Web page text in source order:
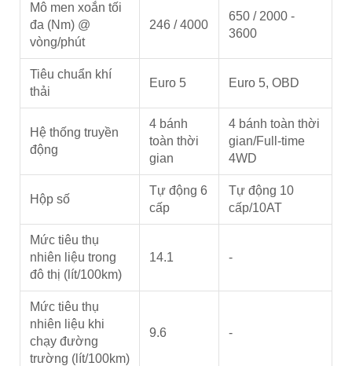
Mô men xoắn tối
đa (Nm) @
vòng/phút
246 / 4000
650 / 2000 -
3600
Tiêu chuẩn khí
thải
Euro 5 Euro 5, OBD
Hệ thống truyền
động
4 bánh
toàn thời
gian
4 bánh toàn thời
gian/Full-time
4WD
Hộp số
Tự động 6
cấp
Tự động 10
cấp/10AT
Mức tiêu thụ
nhiên liệu trong
đô thị (lít/100km)
14.1 -
Mức tiêu thụ
nhiên liệu khi
chạy đường
trường (lít/100km)
9.6 -